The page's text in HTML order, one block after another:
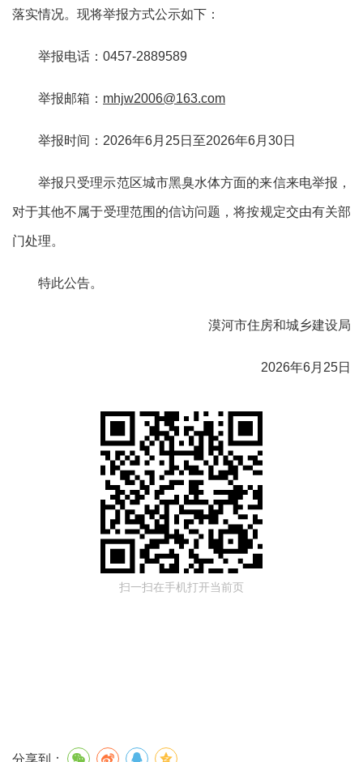
落实情况。现将举报方式公示如下：
举报电话： 0457-2889589
举报邮箱： mhjw2006@163.com
举报时间： 2026年6月25日至2026年6月30日
举报只受理示范区城市黑臭水体方面的来信来电举报，
对于其他不属于受理范围的信访问题，将按规定交由有关部
门处理。
特此公告。
漠河市住房和城乡建设局
2026年6月25日
扫一扫在手机打开当前页
分享到：